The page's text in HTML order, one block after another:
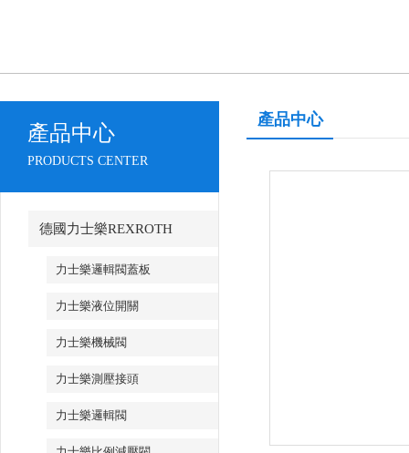
產品中心
PRODUCTS CENTER
德國力士樂REXROTH
力士樂邏輯閥蓋板
力士樂液位開關
力士樂機械閥
力士樂測壓接頭
力士樂邏輯閥
產品中心